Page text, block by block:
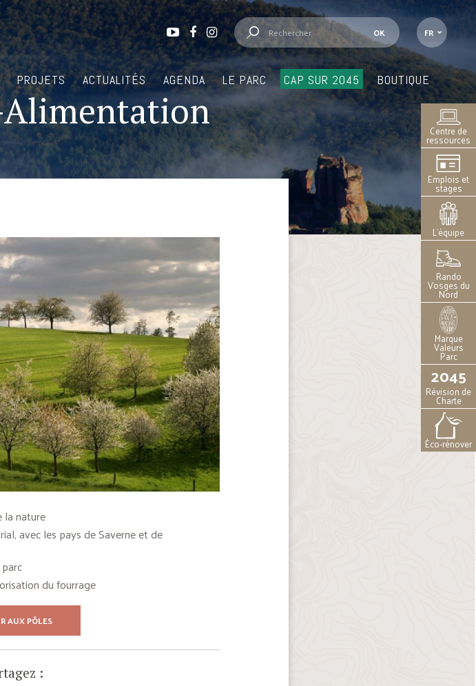
FR
PROJETS ACTUALITÉS AGENDA LE PARC CAP SUR 2045 BOUTIQUE
Centre de
ressources
Emplois et
stages
L’équipe
Rando
Vosges du
Nord
Marque
Valeurs
Parc
2045
Révision de
Charte
Éco-rénover
la nature
avec les pays de Saverne et de
du fourrage
AUX PÔLES
: